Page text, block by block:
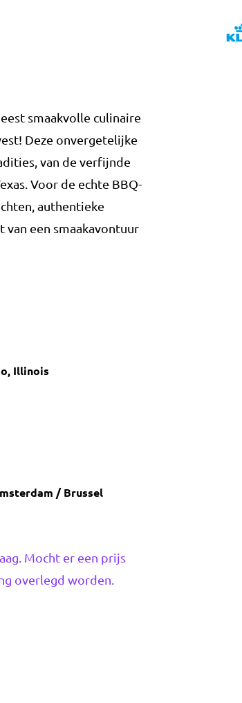
smaakvolle culinaire
Deze onvergetelijke
van de verfijnde
Voor de echte BBQ-
authentieke
van een smaakavontuur
Illinois
/ Brussel
Mocht er een prijs
overlegd worden.